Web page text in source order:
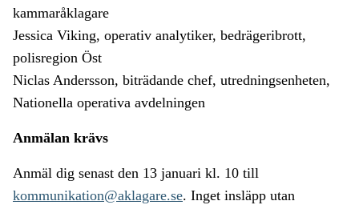
kammaråklagare
Jessica Viking, operativ analytiker, bedrägeribrott,
polisregion Öst
Niclas Andersson, biträdande chef, utredningsenheten,
Nationella operativa avdelningen
Anmälan krävs
Anmäl dig senast den 13 januari kl. 10 till
kommunikation@aklagare.se. Inget insläpp utan